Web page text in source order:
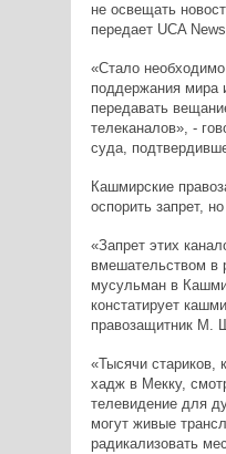
не освещать
передает UCA News
«Стало
поддержания мира
передавать
телеканалов», -
суда,
Кашмирские
оспорить запрет,
«Запрет этих
вмешательством в
мусульман в
констатирует
правозащитник М.
«Тысячи стариков,
хадж в Мекку,
телевидение для
могут живые
радикализовать